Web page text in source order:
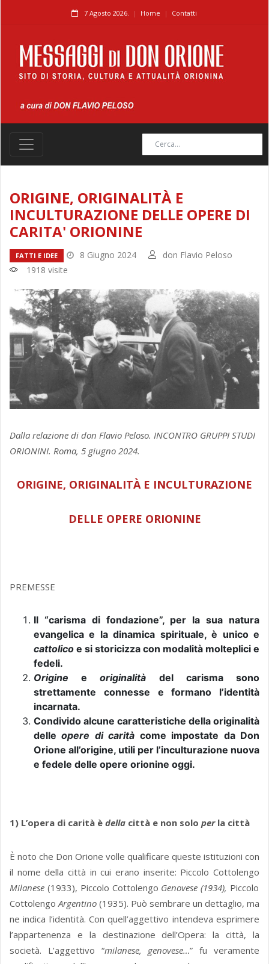
7 Agosto 2026. Home Contatti
ORIGINE, ORIGINALITÀ E
INCULTURAZIONE DELLE OPERE DI
CARITA' ORIONINE
FATTI E IDEE 8 Giugno 2024
don Flavio Peloso
1918 visite
Dalla relazione di don Flavio Peloso. INCONTRO GRUPPI STUDI
ORIONINI. Roma, 5 giugno 2024.
ORIGINE, ORIGINALITÀ E INCULTURAZIONE
DELLE OPERE ORIONINE
PREMESSE
Il “carisma di fondazione”, per la sua natura
evangelica e la dinamica spirituale, è unico e
cattolico e si storicizza con modalità molteplici e
fedeli.
Origine eoriginalità del carisma sono
strettamente connesse e formano l’identità
incarnata.
Condivido alcune caratteristiche della originalità
delleopere di carità come impostate da Don
Orione all’origine, utili per l’inculturazione nuova
e fedele delle opere orionine oggi.
1) L’opera di carità è della città e non solo perla città
È noto che Don Orione volle qualificare queste istituzioni con
il nome della città in cui erano inserite: Piccolo Cottolengo
Milanese (1933), Piccolo Cottolengo Genovese (1934), Piccolo
CottolengoArgentino (1935). Può sembrare un dettaglio, ma
ne indica l’identità. Con quell’aggettivo intendeva esprimere
l’appartenenza e la destinazione dell’Opera: la città, la
società. L’aggettivo “milanese, genovese…” fu veramente